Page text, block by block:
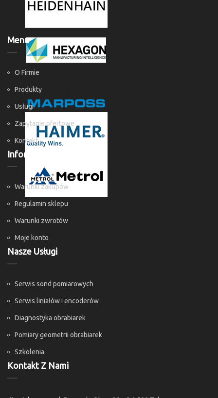
Menu
O Firmie
Produkty
Usługi
Zapytanie ofertowe
Kontakt
Informacje
Warunki zakupów
Regulamin sklepu
Warunki zwrotów
Moje konto
Nasze Usługi
Serwis sond pomiarowych
Serwis liniałów i encoderów
Diagnostyka obrabiarek
Pomiary geometrii obrabiarek
Szkolenia
Kontakt Z Nami